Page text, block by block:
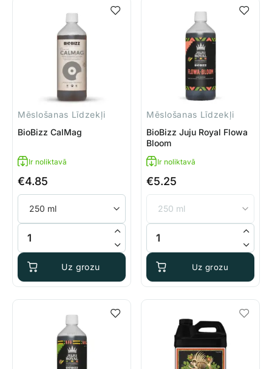
Mēslošanas Līdzekļi
BioBizz CalMag
Ir noliktavā
€4.85
BioBizz CalMag daudzums
Uz grozu
Mēslošanas Līdzekļi
BioBizz Juju Royal Flowa
Bloom
Ir noliktavā
€5.25
BioBizz Juju Royal Flowa
Uz grozu